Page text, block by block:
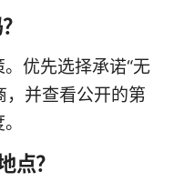
优先选择承诺“无
，并查看公开的第
点？